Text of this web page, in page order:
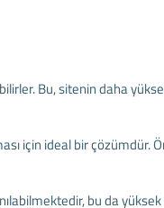
Bu, sitenin daha
için ideal bir
bu da